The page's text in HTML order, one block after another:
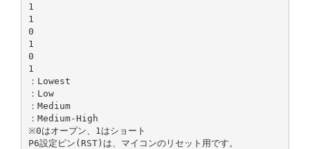
1
1
0
1
0
1
：Lowest
：Low
：Medium
：Medium-High
※0はオープン、1はショート
P6設定ピン(RST)は、マイコンのリセット用です。